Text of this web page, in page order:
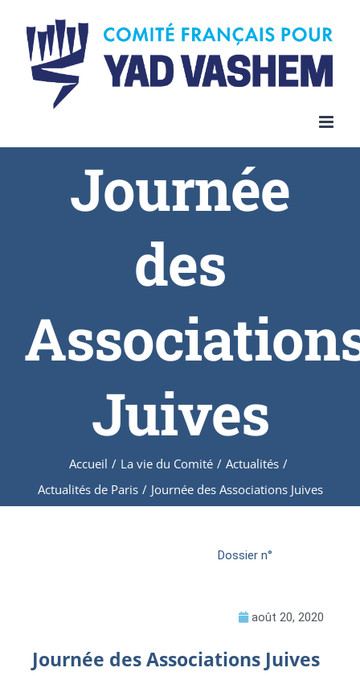
Journée
des
Juives
Accueil / La vie du Comité / Actualités /
Actualités de Paris / Journée des Associations Juives
Dossier n°
août 20, 2020
Journée des Associations Juives